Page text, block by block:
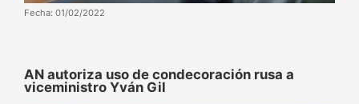
Fecha: 01/02/2022
AN autoriza uso de condecoración rusa a
viceministro Yván Gil